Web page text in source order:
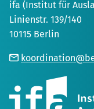
ifa (Institut für
Linienstr. 139/140
10115 Berlin
in
einem